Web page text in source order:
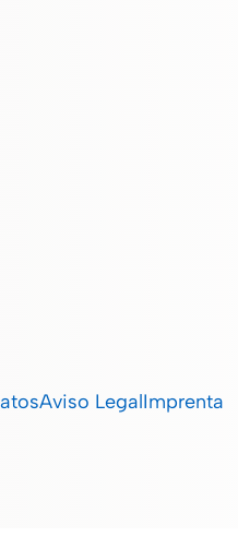
Aviso LegalImprenta